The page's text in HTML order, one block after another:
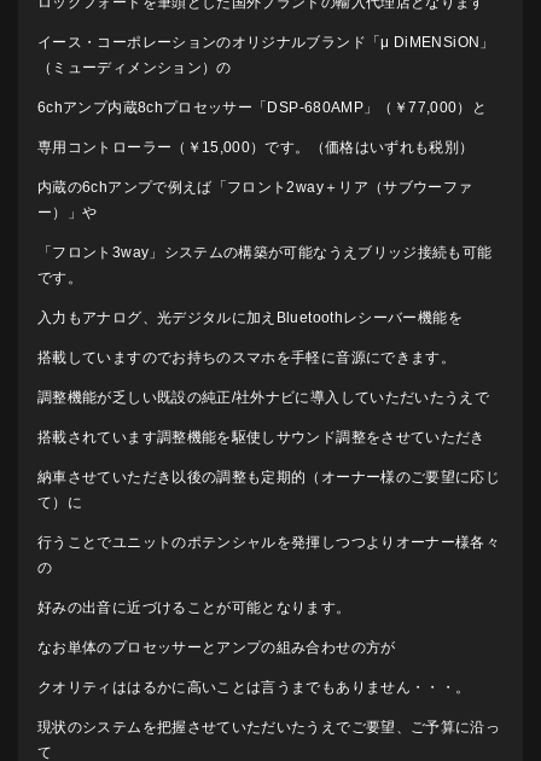
イース・コーポレーションのオリジナルブランド「μ DiMENSiON」
（ミューディメンション）の
6chアンプ内蔵8chプロセッサー「DSP-680AMP」（￥77,000）と
専用コントローラー（￥15,000）です。（価格はいずれも税別）
内蔵の6chアンプで例えば「フロント2way＋リア（サブウーファ
ー）」や
「フロント3way」システムの構築が可能なうえブリッジ接続も可能
です。
入力もアナログ、光デジタルに加えBluetoothレシーバー機能を
搭載していますのでお持ちのスマホを手軽に音源にできます。
調整機能が乏しい既設の純正/社外ナビに導入していただいたうえで
搭載されています調整機能を駆使しサウンド調整をさせていただき
納車させていただき以後の調整も定期的（オーナー様のご要望に応じ
て）に
行うことでユニットのポテンシャルを発揮しつつよりオーナー様各々
の
好みの出音に近づけることが可能となります。
なお単体のプロセッサーとアンプの組み合わせの方が
クオリティははるかに高いことは言うまでもありません・・・。
現状のシステムを把握させていただいたうえでご要望、ご予算に沿っ
て